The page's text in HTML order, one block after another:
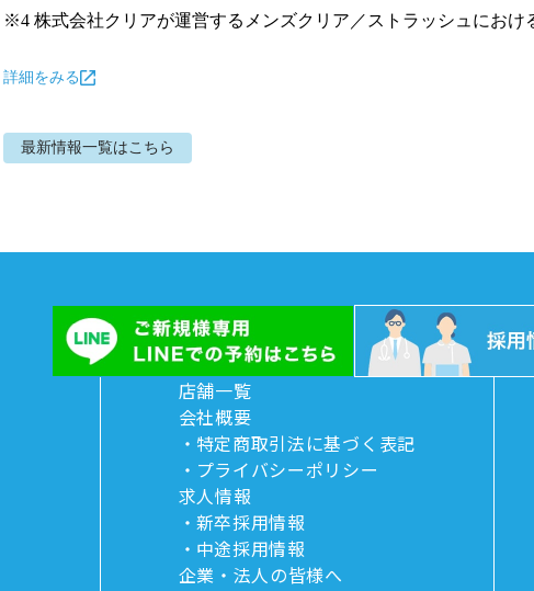
※4 株式会社クリアが運営するメンズクリア／ストラッシュにおけ
詳細をみる
最新情報一覧はこちら
店舗一覧
会社概要
特定商取引法に基づく表記
プライバシーポリシー
求人情報
新卒採用情報
中途採用情報
企業・法人の皆様へ